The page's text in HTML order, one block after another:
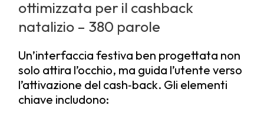
ottimizzata per il cashback
natalizio – 380 parole
Un’interfaccia festiva ben progettata non
solo attira l’occhio, ma guida l’utente verso
l’attivazione del cash‑back. Gli elementi
chiave includono: